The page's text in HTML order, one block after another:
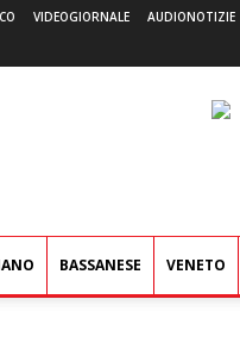
VIDEOGIORNALE AUDIONOTIZIE
BASSANESE VENETO